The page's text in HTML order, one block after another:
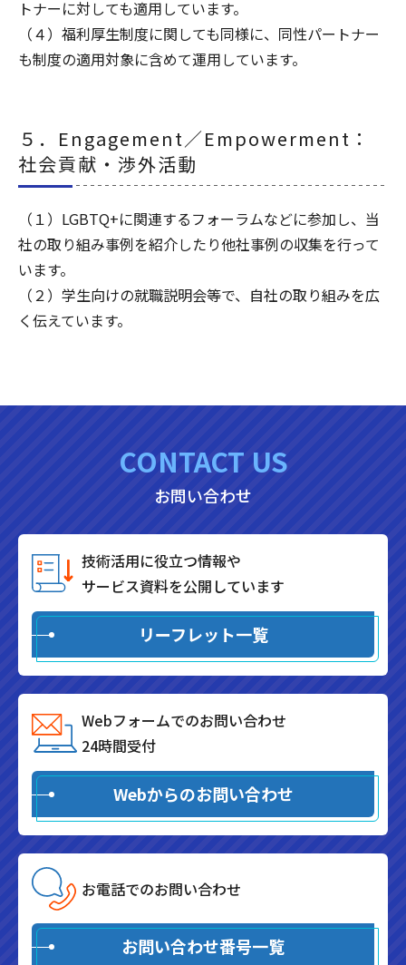
トナーに対しても適用しています。
（４）福利厚生制度に関しても同様に、同性パートナー
も制度の適用対象に含めて運用しています。
５．Engagement／Empowerment：
社会貢献・渉外活動
（１）LGBTQ+に関連するフォーラムなどに参加し、当
社の取り組み事例を紹介したり他社事例の収集を行って
います。
（２）学生向けの就職説明会等で、自社の取り組みを広
く伝えています。
CONTACT US
お問い合わせ
技術活用に役立つ情報や
サービス資料を公開しています
リーフレット一覧
Webフォームでのお問い合わせ
24時間受付
Webからのお問い合わせ
お電話でのお問い合わせ
お問い合わせ番号一覧